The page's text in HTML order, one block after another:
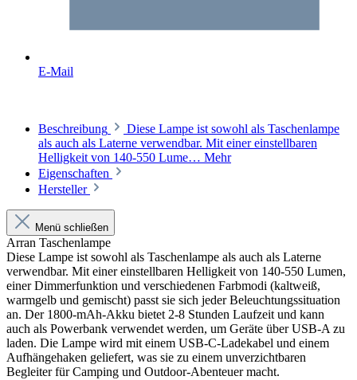
E-Mail
Beschreibung
Diese Lampe ist sowohl als Taschenlampe
als auch als Laterne verwendbar. Mit einer einstellbaren
Helligkeit von 140-550 Lume… Mehr
Eigenschaften
Hersteller
Menü schließen
Arran Taschenlampe
Diese Lampe ist sowohl als Taschenlampe als auch als Laterne
verwendbar. Mit einer einstellbaren Helligkeit von 140-550 Lumen,
einer Dimmerfunktion und verschiedenen Farbmodi (kaltweiß,
warmgelb und gemischt) passt sie sich jeder Beleuchtungssituation
an. Der 1800-mAh-Akku bietet 2-8 Stunden Laufzeit und kann
auch als Powerbank verwendet werden, um Geräte über USB-A zu
laden. Die Lampe wird mit einem USB-C-Ladekabel und einem
Aufhängehaken geliefert, was sie zu einem unverzichtbaren
Begleiter für Camping und Outdoor-Abenteuer macht.